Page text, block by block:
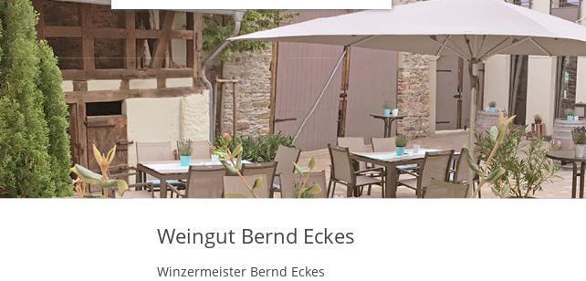
Weingut Bernd Eckes
Winzermeister Bernd Eckes